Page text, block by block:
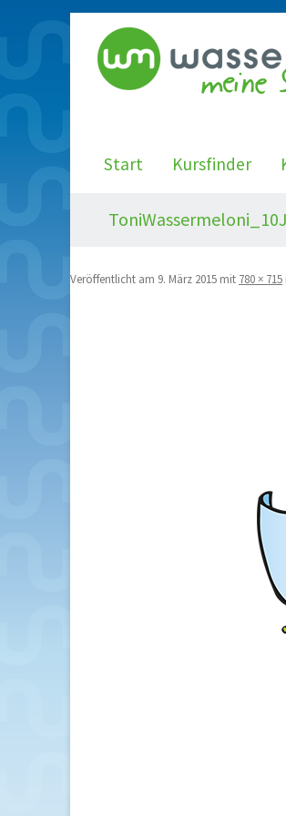
Start Kursfinder
Veröffentlicht am 9. März 2015 mit 780 × 715